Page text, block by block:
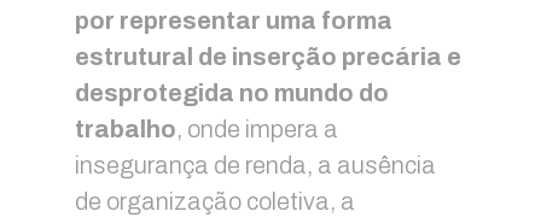
por representar uma forma
estrutural de inserção precária e
desprotegida no mundo do
trabalho, onde impera a
insegurança de renda, a ausência
de organização coletiva, a